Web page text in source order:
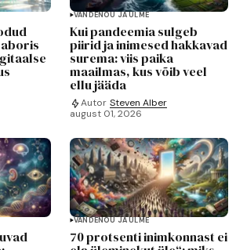
VANDENÕU JA ULME
Kui pandeemia sulgeb
piirid ja inimesed hakkavad
surema: viis paika
maailmas, kus võib veel
ellu jääda
Autor Steven Alber
august 01, 2026
VANDENÕU JA ULME
70 protsenti inimkonnast ei